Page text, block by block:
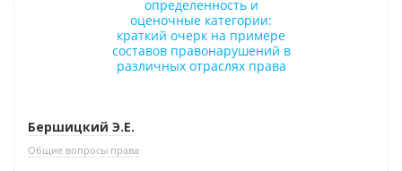
Бершицкий Э.Е.
Общие вопросы права